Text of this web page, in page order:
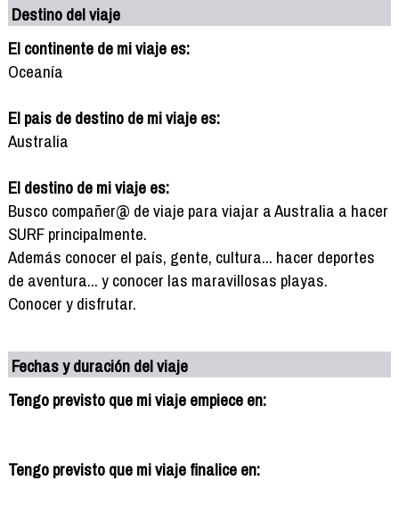
Destino del viaje
El continente de mi viaje es:
Oceanía
El pais de destino de mi viaje es:
Australia
El destino de mi viaje es:
Busco compañer@ de viaje para viajar a Australia a hacer
SURF principalmente.
Además conocer el país, gente, cultura... hacer deportes
de aventura... y conocer las maravillosas playas.
Conocer y disfrutar.
Fechas y duración del viaje
Tengo previsto que mi viaje empiece en:
Tengo previsto que mi viaje finalice en: